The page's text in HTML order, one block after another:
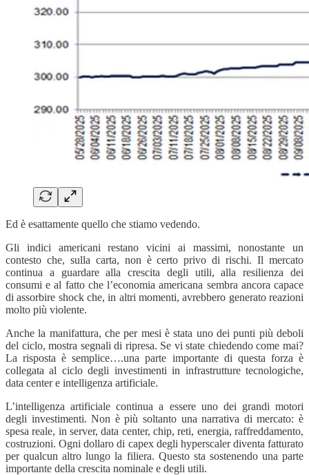
Ed è esattamente quello che stiamo vedendo.
Gli indici americani restano vicini ai massimi, nonostante un
contesto che, sulla carta, non è certo privo di rischi. Il mercato
continua a guardare alla crescita degli utili, alla resilienza dei
consumi e al fatto che l’economia americana sembra ancora capace
di assorbire shock che, in altri momenti, avrebbero generato reazioni
molto più violente.
Anche la manifattura, che per mesi è stata uno dei punti più deboli
del ciclo, mostra segnali di ripresa. Se vi state chiedendo come mai?
La risposta è semplice….una parte importante di questa forza è
collegata al ciclo degli investimenti in infrastrutture tecnologiche,
data center e intelligenza artificiale.
L’intelligenza artificiale continua a essere uno dei grandi motori
degli investimenti. Non è più soltanto una narrativa di mercato: è
spesa reale, in server, data center, chip, reti, energia, raffreddamento,
costruzioni. Ogni dollaro di capex degli hyperscaler diventa fatturato
per qualcun altro lungo la filiera. Questo sta sostenendo una parte
importante della crescita nominale e degli utili.